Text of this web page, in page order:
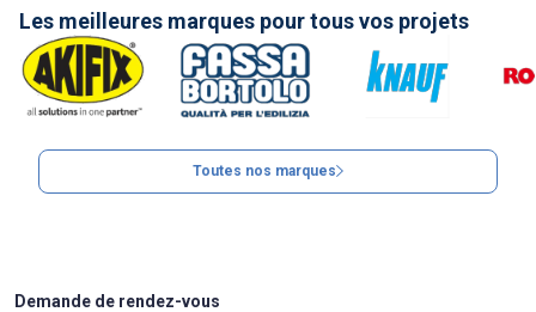
Les meilleures marques pour tous vos projets
Toutes nos marques
Demande de rendez-vous